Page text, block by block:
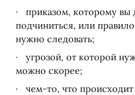
приказом, которому
подчиниться, или
нужно следовать;
угрозой, от которой
можно скорее;
чем-то, что